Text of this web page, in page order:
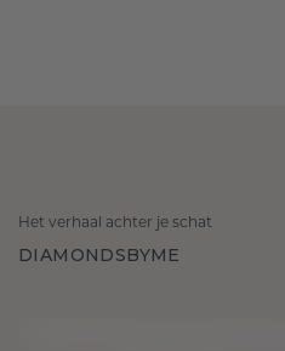
Het verhaal achter je schat
DIAMONDSBYME